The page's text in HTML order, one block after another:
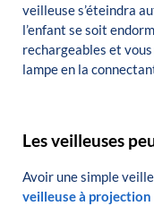
veilleuse s’éteindra
l’enfant se soit
rechargeables et
lampe en la
Les veilleuses
Avoir une simple
veilleuse à projection